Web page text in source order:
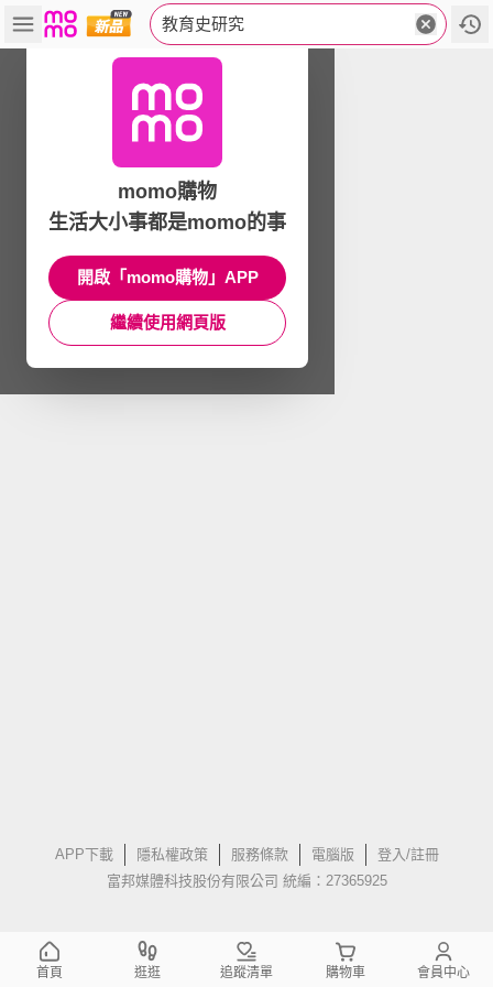
教育史研究
APP下載 隱私權政策 服務條款 電腦版
登入/註冊
富邦媒體科技股份有限公司 統編：27365925
momo購物
生活大小事都是momo的事
開啟「momo購物」APP
繼續使用網頁版
首頁 逛逛 追蹤清單 購物車 會員中心